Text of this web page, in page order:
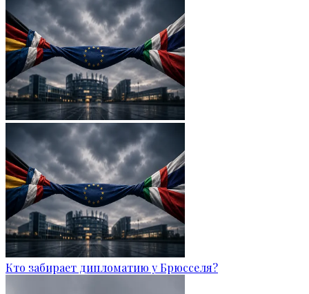
Кто забирает дипломатию у Брюсселя?